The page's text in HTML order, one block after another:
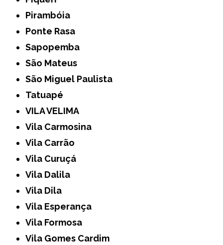
Pirambóia
Ponte Rasa
Sapopemba
São Mateus
São Miguel Paulista
Tatuapé
VILA VELIMA
Vila Carmosina
Vila Carrão
Vila Curuçá
Vila Dalila
Vila Dila
Vila Esperança
Vila Formosa
Vila Gomes Cardim